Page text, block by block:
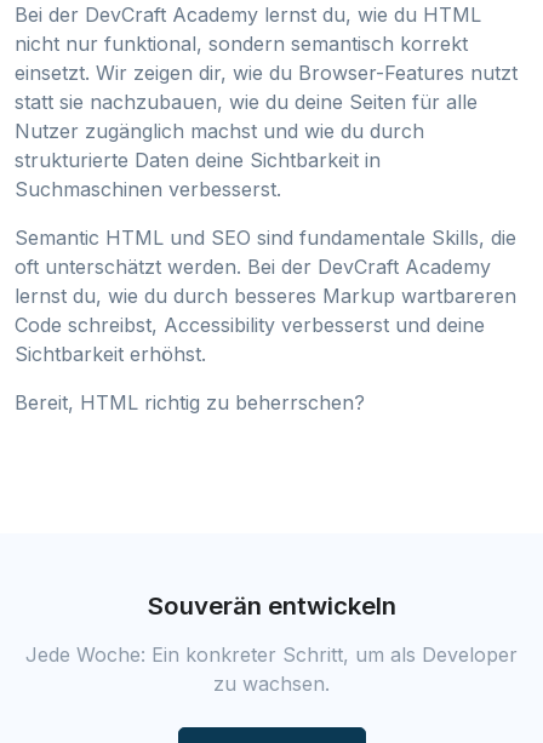
Bei der DevCraft Academy lernst du, wie du HTML
nicht nur funktional, sondern semantisch korrekt
einsetzt. Wir zeigen dir, wie du Browser-Features nutzt
statt sie nachzubauen, wie du deine Seiten für alle
Nutzer zugänglich machst und wie du durch
strukturierte Daten deine Sichtbarkeit in
Suchmaschinen verbesserst.
Semantic HTML und SEO sind fundamentale Skills, die
oft unterschätzt werden. Bei der DevCraft Academy
lernst du, wie du durch besseres Markup wartbareren
Code schreibst, Accessibility verbesserst und deine
Sichtbarkeit erhöhst.
Bereit, HTML richtig zu beherrschen?
Souverän entwickeln
Jede Woche: Ein konkreter Schritt, um als Developer
zu wachsen.